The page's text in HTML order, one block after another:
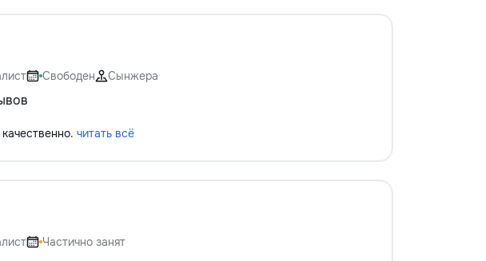
Свободен Сынжера
читать всё
Частично занят